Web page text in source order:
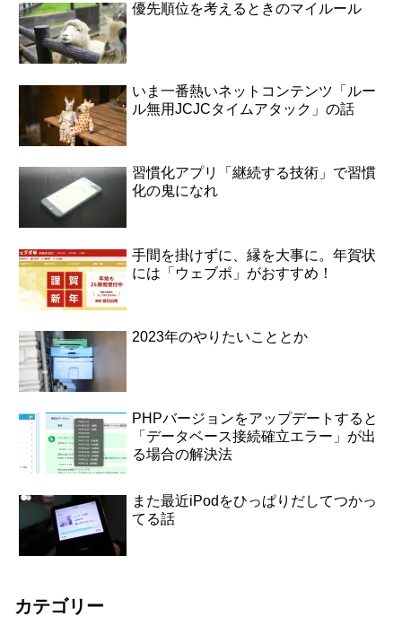
優先順位を考えるときのマイルール
いま一番熱いネットコンテンツ「ルー
ル無用JCJCタイムアタック」の話
習慣化アプリ「継続する技術」で習慣
化の鬼になれ
手間を掛けずに、縁を大事に。年賀状
には「ウェブポ」がおすすめ！
2023年のやりたいこととか
PHPバージョンをアップデートすると
「データベース接続確立エラー」が出
る場合の解決法
また最近iPodをひっぱりだしてつかっ
てる話
カテゴリー